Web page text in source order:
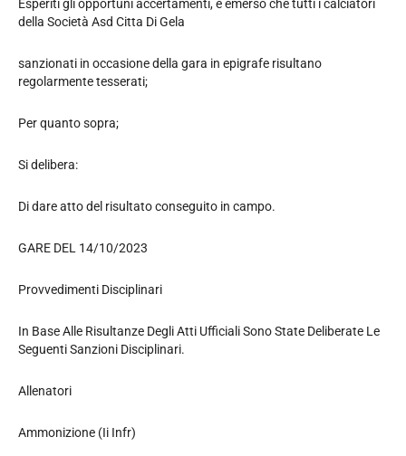
Esperiti gli opportuni accertamenti, è emerso che tutti i calciatori
della Società Asd Citta Di Gela
sanzionati in occasione della gara in epigrafe risultano
regolarmente tesserati;
Per quanto sopra;
Si delibera:
Di dare atto del risultato conseguito in campo.
GARE DEL 14/10/2023
Provvedimenti Disciplinari
In Base Alle Risultanze Degli Atti Ufficiali Sono State Deliberate Le
Seguenti Sanzioni Disciplinari.
Allenatori
Ammonizione (Ii Infr)